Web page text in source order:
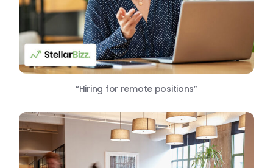
“Hiring for remote positions”